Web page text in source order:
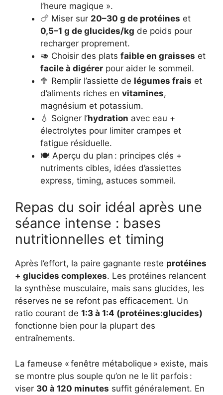
l’heure magique ».
🍗 Miser sur 20–30 g de protéines et
0,5–1 g de glucides/kg de poids pour
recharger proprement.
🥑 Choisir des plats faible en graisses et
facile à digérer pour aider le sommeil.
🥦 Remplir l’assiette de légumes frais et
d’aliments riches en vitamines,
magnésium et potassium.
💧 Soigner l’hydration avec eau +
électrolytes pour limiter crampes et
fatigue résiduelle.
🍽️ Aperçu du plan : principes clés +
nutriments cibles, idées d’assiettes
express, timing, astuces sommeil.
Repas du soir idéal après une
séance intense : bases
nutritionnelles et timing
Après l’effort, la paire gagnante reste protéines
+ glucides complexes. Les protéines relancent
la synthèse musculaire, mais sans glucides, les
réserves ne se refont pas efficacement. Un
ratio courant de 1:3 à 1:4 (protéines:glucides)
fonctionne bien pour la plupart des
entraînements.
La fameuse « fenêtre métabolique » existe, mais
se montre plus souple qu’on ne le lit parfois :
viser 30 à 120 minutes suffit généralement. En